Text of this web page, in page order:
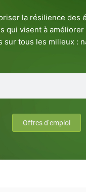
la résilience des
qui visent à
tous les milieux :
Offres d’emploi